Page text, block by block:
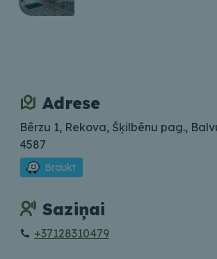
Adrese
Bērzu 1, Rekova, Šķilbēnu pag.,
4587
Braukt
Saziņai
+37128310479